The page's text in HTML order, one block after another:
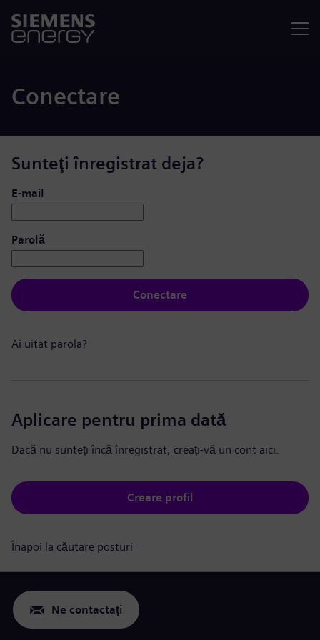
Conectare
Sunteţi înregistrat deja?
Conectare: utilizator și parolă
E-mail
Parolă
Conectare
Ai uitat parola?
Aplicare pentru prima dată
Dacă nu sunteți încă înregistrat, creați-vă un cont aici.
Creare profil
Înapoi la căutare posturi
Ne contactați